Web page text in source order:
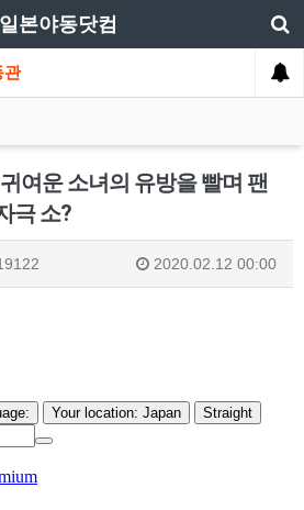
일본야동닷컴
관
여운 소녀의 유방을 빨며 팬
극 소?
2020.02.12 00:00